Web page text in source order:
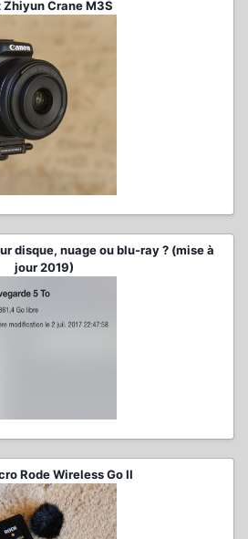
Zhiyun Crane M3S
disque, nuage ou blu-ray ? (mise à
jour 2019)
Rode Wireless Go II